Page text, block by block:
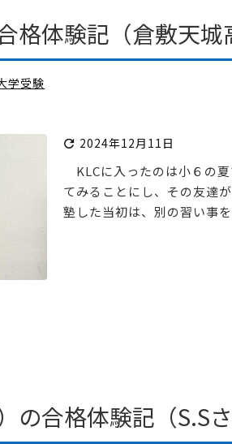
格体験記（倉敷天城
学受験
 2024年12月11日
KLCに入ったのは小６の
てみることにし、その友達
塾した当初は、別の習い事
合格体験記（S.Sさ